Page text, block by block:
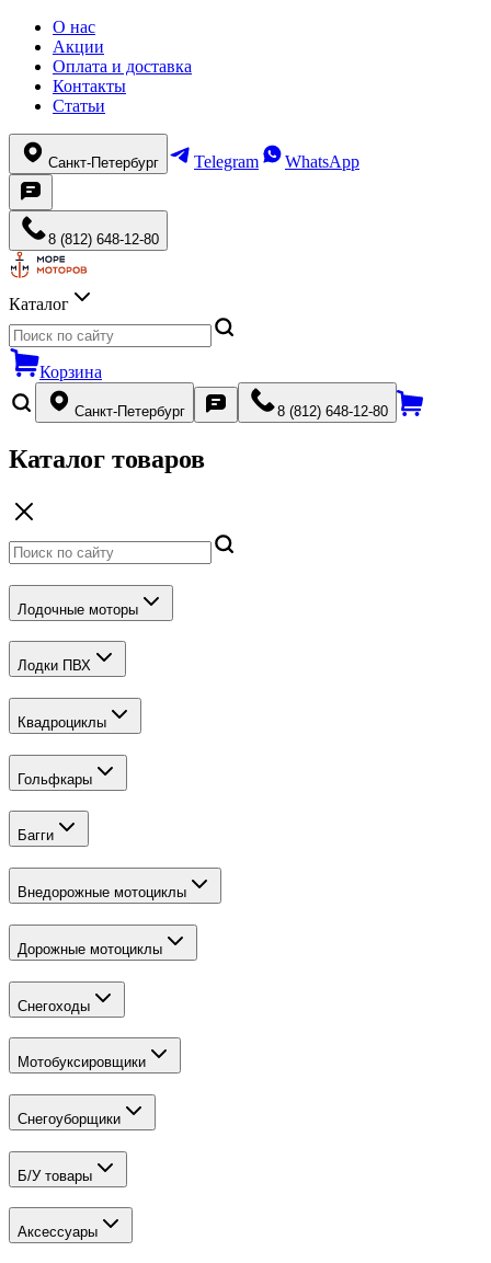
О нас
Акции
Оплата и доставка
Контакты
Статьи
Санкт-Петербург Telegram WhatsApp
8 (812) 648-12-80
Каталог
Корзина
Санкт-Петербург 8 (812) 648-12-80
Каталог товаров
Лодочные моторы
Лодки ПВХ
Квадроциклы
Гольфкары
Багги
Внедорожные мотоциклы
Дорожные мотоциклы
Снегоходы
Мотобуксировщики
Снегоуборщики
Б/У товары
Аксессуары